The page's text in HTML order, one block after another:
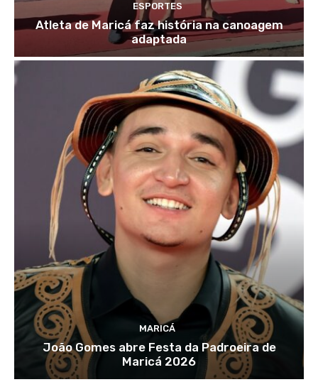
ESPORTES
Atleta de Maricá faz história na canoagem
adaptada
MARICÁ
João Gomes abre Festa da Padroeira de
Maricá 2026